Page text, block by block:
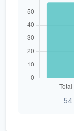
54